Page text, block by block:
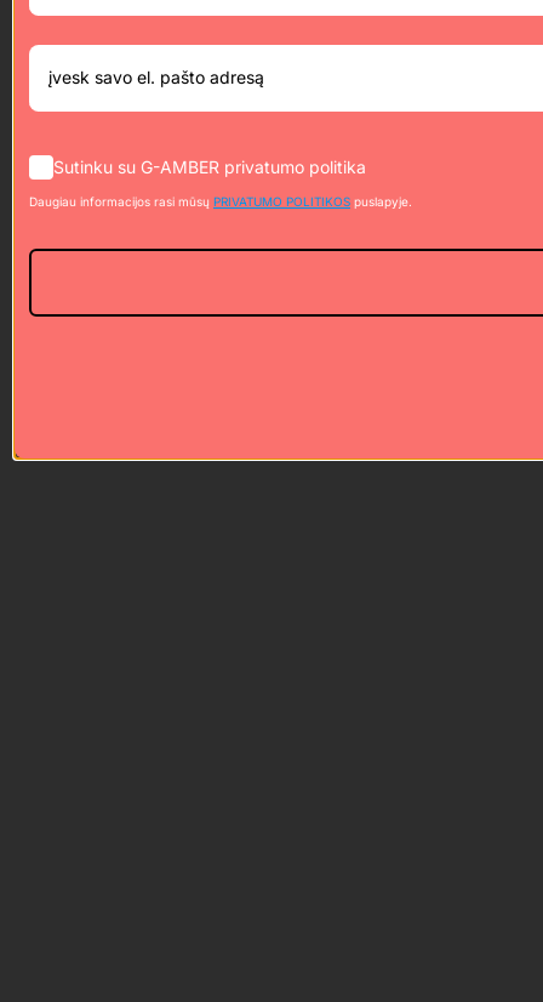
Sutinku su G-AMBER privatumo politika
Daugiau informacijos rasi mūsų PRIVATUMO POLITIKOS puslapyje.